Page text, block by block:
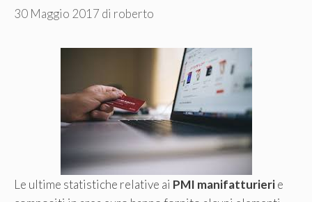
30 Maggio 2017 di roberto
Le ultime statistiche relative ai PMI manifatturierie